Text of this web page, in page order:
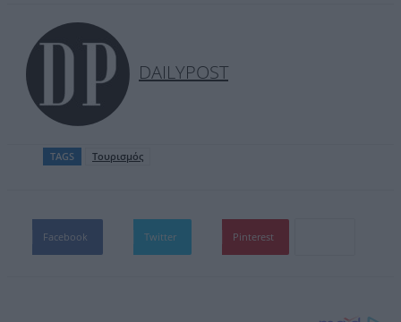
DAILYPOST
TAGS Τουρισμός
Facebook Twitter Pinterest